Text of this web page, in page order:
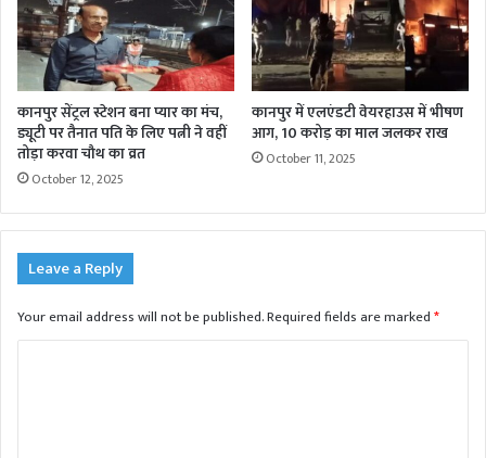
कानपुर सेंट्रल स्टेशन बना प्यार का मंच,
ड्यूटी पर तैनात पति के लिए पत्नी ने वहीं
तोड़ा करवा चौथ का व्रत
October 12, 2025
कानपुर में एलएंडटी वेयरहाउस में भीषण
आग, 10 करोड़ का माल जलकर राख
October 11, 2025
Leave a Reply
Your email address will not be published.Required fields are marked*